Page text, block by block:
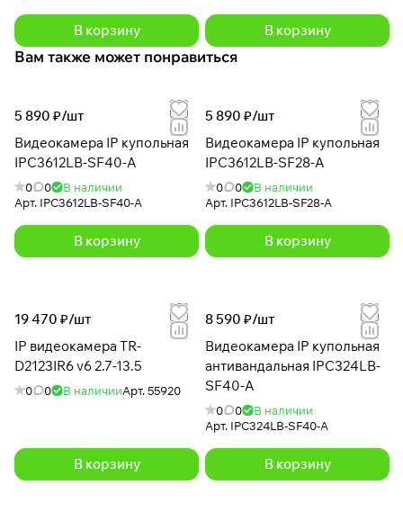
В корзину В корзину
Вам также может понравиться
5 890 ₽/шт
Видеокамера IP купольная
IPC3612LB-SF40-A
0 0
В наличии
Арт. IPC3612LB-SF40-A
В корзину
5 890 ₽/шт
Видеокамера IP купольная
IPC3612LB-SF28-A
0 0
В наличии
Арт. IPC3612LB-SF28-A
В корзину
19 470 ₽/шт
IP видеокамера TR-
D2123IR6 v6 2.7-13.5
0 0 В наличииАрт.55920
В корзину
8 590 ₽/шт
Видеокамера IP купольная
антивандальная IPC324LB-
SF40-A
0 0
В наличии
Арт. IPC324LB-SF40-A
В корзину